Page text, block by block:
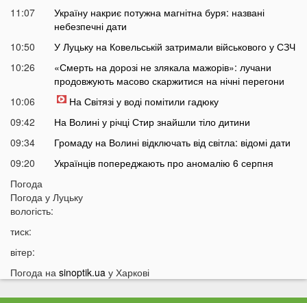
11:07
Україну накриє потужна магнітна буря: названі
небезпечні дати
10:50
У Луцьку на Ковельській затримали військового у СЗЧ
10:26
«Смерть на дорозі не злякала мажорів»: лучани
продовжують масово скаржитися на нічні перегони
10:06
На Світязі у воді помітили гадюку
09:42
На Волині у річці Стир знайшли тіло дитини
09:34
Громаду на Волині відключать від світла: відомі дати
09:20
Українців попереджають про аномалію 6 серпня
09:05
вважався зниклим безвісти
21:32
20:21
Ці продукти потрібно викинути через 48 годин: вони
можуть бути небезпечними
Погода
Погода у Луцьку
вологість:
тиск:
вітер:
Погода на sinoptik.ua у Харкові